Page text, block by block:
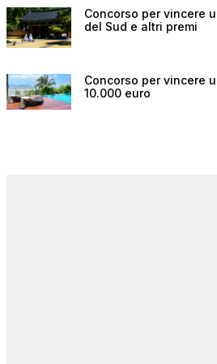
Concorso per vincere
del Sud e altri premi
Concorso per vincere
10.000 euro